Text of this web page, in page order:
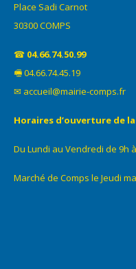
Place Sadi Carnot
30300 COMPS
☎ 04.66.74.50.99
🖷 04.66.74.45.19
✉ accueil@mairie-comps.fr
Horaires d’ouverture de
Du Lundi au Vendredi de 9h
Marché de Comps le Jeudi